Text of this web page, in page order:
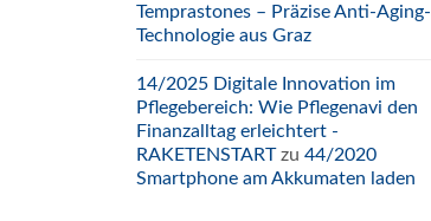
Temprastones – Präzise Anti-Aging-
Technologie aus Graz
14/2025 Digitale Innovation im
Pflegebereich: Wie Pflegenavi den
Finanzalltag erleichtert -
RAKETENSTARTzu 44/2020
Smartphone am Akkumaten laden